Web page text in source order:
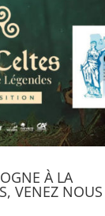
À LA
VENEZ NOUS